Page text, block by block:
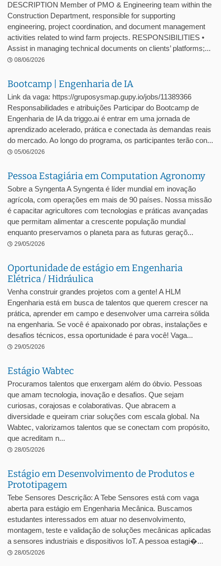
DESCRIPTION Member of PMO & Engineering team within the
Construction Department, responsible for supporting
engineering, project coordination, and document management
activities related to wind farm projects. RESPONSIBILITIES •
Assist in managing technical documents on clients’ platforms;...
08/06/2026
Bootcamp | Engenharia de IA
Link da vaga: https://gruposysmap.gupy.io/jobs/11389366
Responsabilidades e atribuições Participar do Bootcamp de
Engenharia de IA da triggo.ai é entrar em uma jornada de
aprendizado acelerado, prática e conectada às demandas reais
do mercado. Ao longo do programa, os participantes terão con...
05/06/2026
Pessoa Estagiária em Computation Agronomy
Sobre a Syngenta A Syngenta é líder mundial em inovação
agrícola, com operações em mais de 90 países. Nossa missão
é capacitar agricultores com tecnologias e práticas avançadas
que permitam alimentar a crescente população mundial
enquanto preservamos o planeta para as futuras geraçõ...
29/05/2026
Oportunidade de estágio em Engenharia
Elétrica / Hidráulica
Venha construir grandes projetos com a gente! A HLM
Engenharia está em busca de talentos que querem crescer na
prática, aprender em campo e desenvolver uma carreira sólida
na engenharia. Se você é apaixonado por obras, instalações e
desafios técnicos, essa oportunidade é para você! Vaga...
29/05/2026
Estágio Wabtec
Procuramos talentos que enxergam além do óbvio. Pessoas
que amam tecnologia, inovação e desafios. Que sejam
curiosas, corajosas e colaborativas. Que abracem a
diversidade e queiram criar soluções com escala global. Na
Wabtec, valorizamos talentos que se conectam com propósito,
que acreditam n...
28/05/2026
Estágio em Desenvolvimento de Produtos e
Prototipagem
Tebe Sensores Descrição: A Tebe Sensores está com vaga
aberta para estágio em Engenharia Mecânica. Buscamos
estudantes interessados em atuar no desenvolvimento,
montagem, teste e validação de soluções mecânicas aplicadas
a sensores industriais e dispositivos IoT. A pessoa estagi�...
28/05/2026